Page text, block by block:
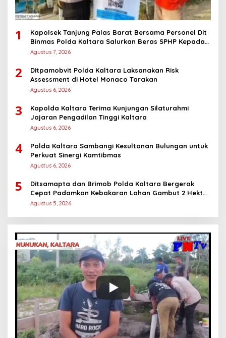
1
Kapolsek Tanjung Palas Barat Bersama Personel Dit
Binmas Polda Kaltara Salurkan Beras SPHP Kepada
Masyarakat
Agustus 7, 2026
2
Ditpamobvit Polda Kaltara Laksanakan Risk
Assessment di Hotel Monaco Tarakan
Agustus 6, 2026
3
Kapolda Kaltara Terima Kunjungan Silaturahmi
Jajaran Pengadilan Tinggi Kaltara
Agustus 6, 2026
4
Polda Kaltara Sambangi Kesultanan Bulungan untuk
Perkuat Sinergi Kamtibmas
Agustus 6, 2026
5
Ditsamapta dan Brimob Polda Kaltara Bergerak
Cepat Padamkan Kebakaran Lahan Gambut 2 Hektar
di Bulungan
Agustus 5, 2026